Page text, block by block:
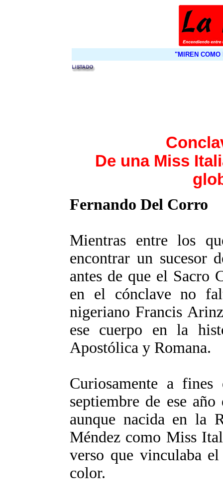
"MIREN COMO
De una Miss
Fernando Del Corro
Mientras entre los
encontrar un sucesor
antes de que el Sacro
en el cónclave no
nigeriano Francis
ese cuerpo en la
Apostólica y Romana.
Curiosamente a
septiembre de ese
aunque nacida en la
Méndez como Miss
verso que vinculaba
color.